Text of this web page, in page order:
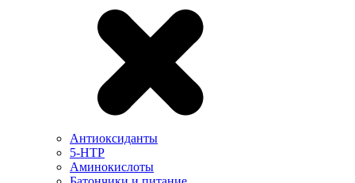
Антиоксиданты
5-HTP
Аминокислоты